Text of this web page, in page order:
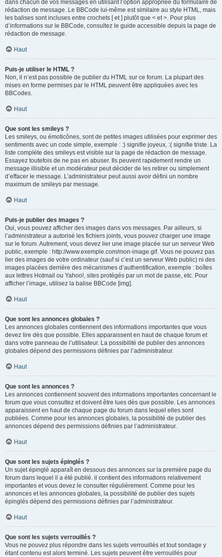
dans chacun de vos messages en utilisant l’option appropriée du formulaire de
rédaction de message. Le BBCode lui-même est similaire au style HTML, mais
les balises sont incluses entre crochets [ et ] plutôt que < et >. Pour plus
d’informations sur le BBCode, consultez le guide accessible depuis la page de
rédaction de message.
Haut
Puis-je utiliser le HTML ?
Non, il n’est pas possible de publier du HTML sur ce forum. La plupart des
mises en forme permises par le HTML peuvent être appliquées avec les
BBCodes.
Haut
Que sont les smileys ?
Les smileys, ou émoticônes, sont de petites images utilisées pour exprimer des
sentiments avec un code simple, exemple : :) signifie joyeux, :( signifie triste. La
liste complète des smileys est visible sur la page de rédaction de message.
Essayez toutefois de ne pas en abuser. Ils peuvent rapidement rendre un
message illisible et un modérateur peut décider de les retirer ou simplement
d’effacer le message. L’administrateur peut aussi avoir défini un nombre
maximum de smileys par message.
Haut
Puis-je publier des images ?
Oui, vous pouvez afficher des images dans vos messages. Par ailleurs, si
l’administrateur a autorisé les fichiers joints, vous pouvez charger une image
sur le forum. Autrement, vous devez lier une image placée sur un serveur Web
public, exemple : http://www.exemple.com/mon-image.gif. Vous ne pouvez pas
lier des images de votre ordinateur (sauf si c’est un serveur Web public) ni des
images placées derrière des mécanismes d’authentification, exemple : boîtes
aux lettres Hotmail ou Yahoo!, sites protégés par un mot de passe, etc. Pour
afficher l’image, utilisez la balise BBCode [img].
Haut
Que sont les annonces globales ?
Les annonces globales contiennent des informations importantes que vous
devez lire dès que possible. Elles apparaissent en haut de chaque forum et
dans votre panneau de l’utilisateur. La possibilité de publier des annonces
globales dépend des permissions définies par l’administrateur.
Haut
Que sont les annonces ?
Les annonces contiennent souvent des informations importantes concernant le
forum que vous consultez et doivent être lues dès que possible. Les annonces
apparaissent en haut de chaque page du forum dans lequel elles sont
publiées. Comme pour les annonces globales, la possibilité de publier des
annonces dépend des permissions définies par l’administrateur.
Haut
Que sont les sujets épinglés ?
Un sujet épinglé apparaît en dessous des annonces sur la première page du
forum dans lequel il a été publié. il contient des informations relativement
importantes et vous devez le consulter régulièrement. Comme pour les
annonces et les annonces globales, la possibilité de publier des sujets
épinglés dépend des permissions définies par l’administrateur.
Haut
Que sont les sujets verrouillés ?
Vous ne pouvez plus répondre dans les sujets verrouillés et tout sondage y
étant contenu est alors terminé. Les sujets peuvent être verrouillés pour